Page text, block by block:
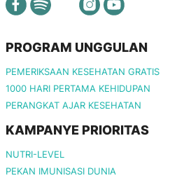
PROGRAM UNGGULAN
PEMERIKSAAN KESEHATAN GRATIS
1000 HARI PERTAMA KEHIDUPAN
PERANGKAT AJAR KESEHATAN
KAMPANYE PRIORITAS
NUTRI-LEVEL
PEKAN IMUNISASI DUNIA